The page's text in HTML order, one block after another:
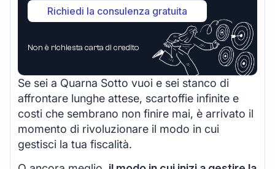
Richiedi la consulenza gratuita
Non è richiesta carta di credito
Se sei a Quarna Sotto vuoi e sei stanco di
affrontare lunghe attese, scartoffie infinite e
costi che sembrano non finire mai, è arrivato il
momento di rivoluzionare il modo in cui
gestisci la tua fiscalità.